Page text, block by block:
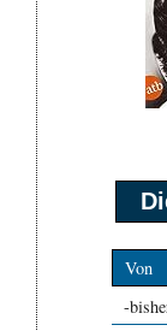
Von
-